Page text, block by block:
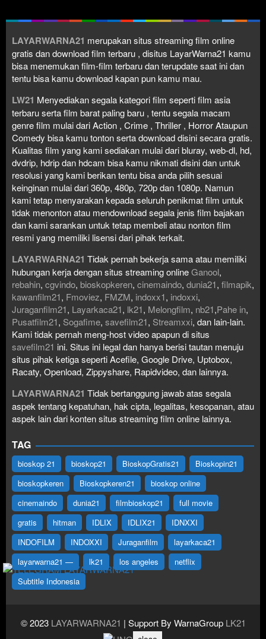
LAYARWARNA21 merupakan situs streaming film online
gratis dan download film terbaru , disitus LayarWarna21 kamu
bisa menemukan film-film terbaru dan terupdate saat ini dan
tentu bisa kamu download kapan pun kamu mau.
LW21 Menyediakan segala kategori film seperti film asia
terbaru serta film barat paling baru , tentu segala macam
genre film mulai dari Action , Crime , Thriller , Horror Ataupun
Comedy bisa kamu tonton serta download disini secara gratis.
Kualitas film yang kami sediakan mulai dari bluray, web-dl, hd,
dvdrip, hdrip dan hdcam bisa kamu nikmati disini dan untuk
resolusi yang kami berikan tentu bisa anda pilih sesuai
keinginan mulai dari 360p, 480p, 720p dan 1080p. Namun
kami tetap menyarakan kepada seluruh penikmat film untuk
tidak menonton atau mendownload segala jenis film bajakan
dan kami sarankan untuk tetap membeli atau nonton film
resmi yang memiliki lisensi dari pihak terkait.
LAYARWARNA21 Tidak pernah bekerja sama atau memiliki
hubungan kerja dengan situs streaming onlineGanool,
rebahin, cgvindo, bioskopkeren, cinemaindo, dunia21, filmapik,
kawanfilm21, Fmoviez, FMZM, indoxx1, indoxxi,
Juraganfilm21, Layarkaca21, lk21, Melongfilm, nb21,Pahe in,
Pusatfilm21, Sogafime, savefilm21, Streamxxi, dan lain-lain.
Kami tidak pernah meng-host video apapun di situs
savefilm21 ini. Situs ini legal dan hanya berisi tautan menuju
situs pihak ketiga seperti Acefile, Google Drive, Uptobox,
Racaty, Openload, Zippyshare, Rapidvideo, dan lainnya.
LAYARWARNA21 Tidak bertanggung jawab atas segala
aspek tentang kepatuhan, hak cipta, legalitas, kesopanan, atau
aspek lain dari konten situs streaming film online lainnya.
TAG
bioskop 21 bioskop21 BioskopGratis21
Bioskopin21
bioskopkeren
Bioskopkeren21
bioskop online
cinemaindo
dunia21 filmbioskop21
full movie
gratis
hitman IDLIX IDLIX21
IDNXXI
INDOFILM
INDOXXI Juraganfilm
layarkaca21
layarwarna21 —
lk21 los angeles
netflix
Subtitle Indonesia
© 2023 LAYARWARNA21 | Support By WarnaGroupLK21